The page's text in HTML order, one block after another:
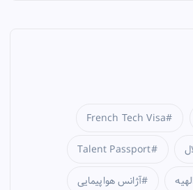
French Tech Visa
Talent Passport
آژانس هواپیمایی